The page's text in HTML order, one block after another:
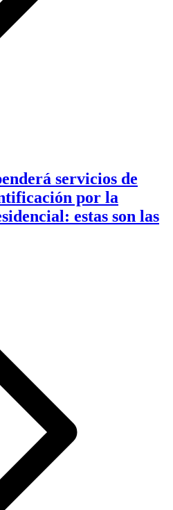
servicios de
por la
estas son las